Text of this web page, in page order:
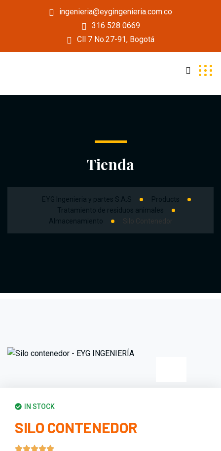
ingenieria@eygingenieria.com.co
316 528 0669
Cll 7 No.27-91, Bogotá
Tienda
EYG Ingenieria y partes S.A.S
Products
Tratamiento de residuos animales
Almacenamiento
Silo Contenedor
IN STOCK
SILO CONTENEDOR